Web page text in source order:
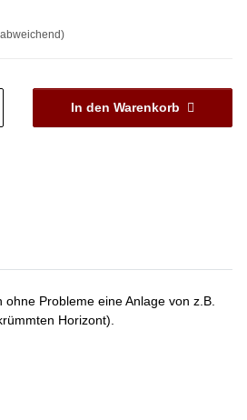
In den Warenkorb
Probleme eine Anlage von z.B.
Horizont).